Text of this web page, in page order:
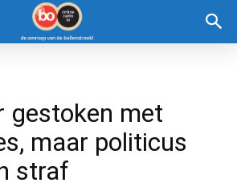
gestoken met
maar politicus
straf